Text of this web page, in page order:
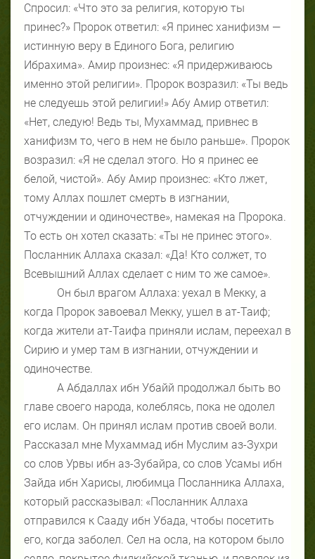
Спросил: «Что это за религия, которую ты
принес?» Пророк ответил: «Я принес ханифизм —
истинную веру в Единого Бога, религию
Ибрахима». Амир произнес: «Я придерживаюсь
именно этой религии». Пророк возразил: «Ты ведь
не следуешь этой религии!» Абу Амир ответил:
«Нет, следую! Ведь ты, Мухаммад, привнес в
ханифизм то, чего в нем не было раньше». Пророк
возразил: «Я не сделал этого. Но я принес ее
белой, чистой». Абу Амир произнес: «Кто лжет,
тому Аллах пошлет смерть в изгнании,
отчуждении и одиночестве», намекая на Пророка.
То есть он хотел сказать: «Ты не принес этого».
Посланник Аллаха сказал: «Да! Кто солжет, то
Всевышний Аллах сделает с ним то же самое».
Он был врагом Аллаха: уехал в Мекку, а
когда Пророк завоевал Мекку, ушел в ат-Таиф;
когда жители ат-Таифа приняли ислам, переехал в
Сирию и умер там в изгнании, отчуждении и
одиночестве.
А Абдаллах ибн Убайй продолжал быть во
главе своего народа, колеблясь, пока не одолел
его ислам. Он принял ислам против своей воли.
Рассказал мне Мухаммад ибн Муслим аз-Зухри
со слов Урвы ибн аз-Зубайра, со слов Усамы ибн
Зайда ибн Харисы, любимца Посланника Аллаха,
который рассказывал: «Посланник Аллаха
отправился к Сааду ибн Убада, чтобы посетить
его, когда заболел. Сел на осла, на котором было